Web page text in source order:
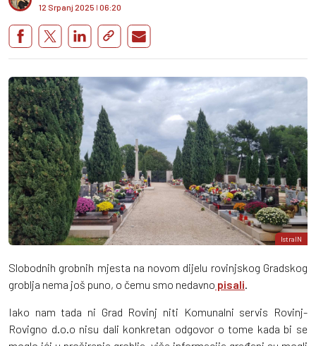
12 Srpanj 2025 I 06:20
IstraIN
Slobodnih grobnih mjesta na novom dijelu rovinjskog Gradskog
groblja nema još puno, o čemu smo nedavno pisali.
Iako nam tada ni Grad Rovinj niti Komunalni servis Rovinj-
Rovigno d.o.o nisu dali konkretan odgovor o tome kada bi se